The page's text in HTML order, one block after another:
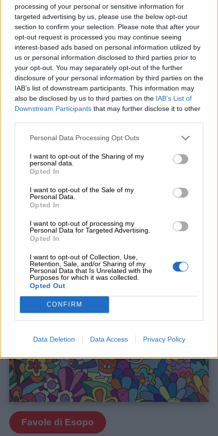
processing of your personal or sensitive information for
targeted advertising by us, please use the below opt-out
section to confirm your selection. Please note that after your
opt-out request is processed you may continue seeing
interest-based ads based on personal information utilized by
us or personal information disclosed to third parties prior to
your opt-out. You may separately opt-out of the further
disclosure of your personal information by third parties on the
IAB’s list of downstream participants. This information may
also be disclosed by us to third parties on the IAB’s List of
Downstream Participants that may further disclose it to other
Personal Data Processing Opt Outs
I want to opt-out of the Sharing of my
personal data.
Opted In
I want to opt-out of the Sale of my
Personal Data.
Opted In
I want to opt-out of processing my
Personal Data for Targeted Advertising.
Opted In
I want to opt-out of Collection, Use,
Retention, Sale, and/or Sharing of my
Personal Data that Is Unrelated with the
Purposes for which it was collected.
Opted Out
CONFIRM
Data Deletion Data Access Privacy Policy
Auguri
Barzellette
Educazione
positiva
Morale: la ricchezza comporta molti rischi; chi
invece possiede poco, è molto più sicuro.
Audiofiaba
SCOPRITE ANCHE:
Favole di Esopo